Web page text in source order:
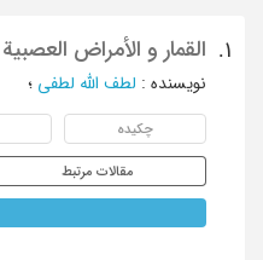
1. القمار و الأمراض العصبیة
نویسنده : لطف الله لطفی ؛
چکیده
مقالات مرتبط